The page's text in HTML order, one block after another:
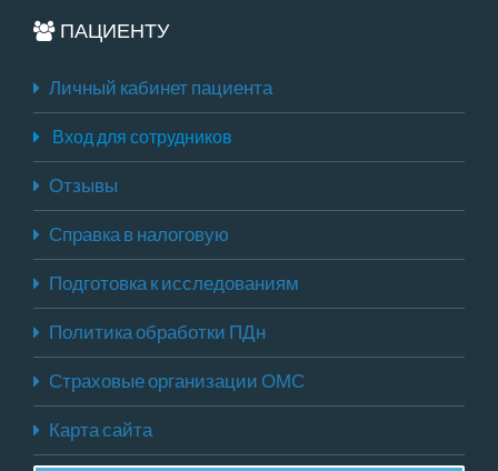
ПАЦИЕНТУ
Личный кабинет пациента
Вход для сотрудников
Отзывы
Справка в налоговую
Подготовка к исследованиям
Политика обработки ПДн
Страховые организации ОМС
Карта сайта